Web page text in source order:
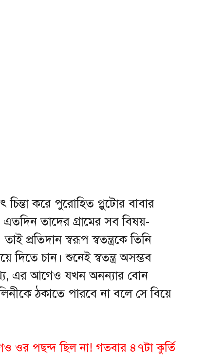
চিন্তা করে পুরোহিত প্লুটোর বাবার
তাদের গ্রামের সব বিষয়-
প্রতিদান স্বরূপ স্বতন্ত্রকে তিনি
দিতে চান। শুনেই স্বতন্ত্র অসম্ভব
এর আগেও যখন অনন্যার বোন
ঠকাতে পারবে না বলে সে বিয়ে
ওর পছন্দ ছিল না! গতবার ৪৭টা কুর্তি